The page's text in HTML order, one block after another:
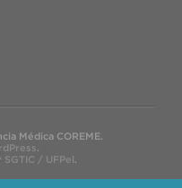
Médica COREME.
.
SGTIC / UFPel.